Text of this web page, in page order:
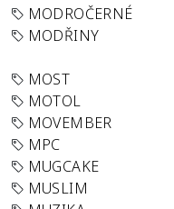
MODROČERNÉ
MODŘINY
MOST
MOTOL
MOVEMBER
MPC
MUGCAKE
MUSLIM